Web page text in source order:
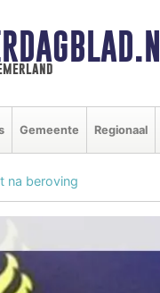
Gemeente Regionaal
na beroving